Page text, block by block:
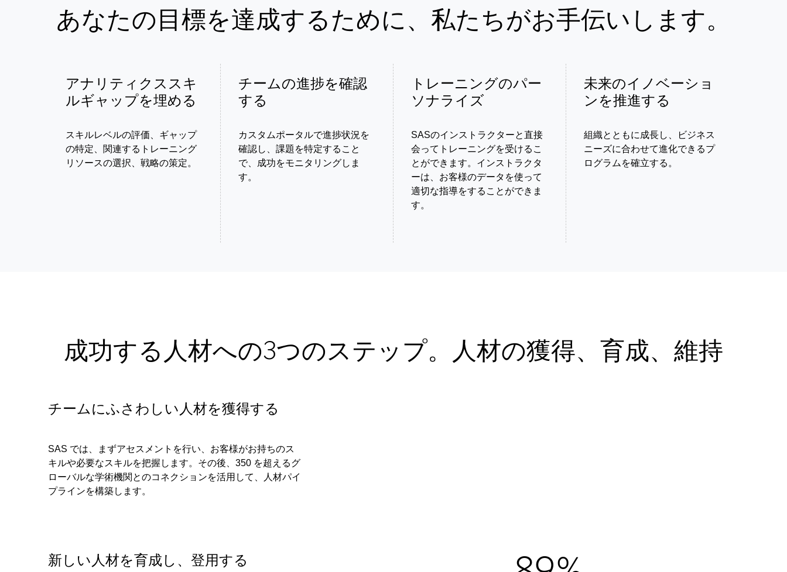
あなたの目標を達成するために、私たちがお手伝いします。
アナリティクススキ
ルギャップを埋める
スキルレベルの評価、ギャップ
の特定、関連するトレーニング
リソースの選択、戦略の策定。
チームの進捗を確認
する
カスタムポータルで進捗状況を
確認し、課題を特定すること
で、成功をモニタリングしま
す。
トレーニングのパー
ソナライズ
SASのインストラクターと直接
会ってトレーニングを受けるこ
とができます。インストラクタ
ーは、お客様のデータを使って
適切な指導をすることができま
す。
未来のイノベーショ
ンを推進する
組織とともに成長し、ビジネス
ニーズに合わせて進化できるプ
ログラムを確立する。
成功する人材への3つのステップ。人材の獲得、育成、維持
チームにふさわしい人材を獲得する
SAS では、まずアセスメントを行い、お客様がお持ちのス
キルや必要なスキルを把握します。その後、350 を超えるグ
ローバルな学術機関とのコネクションを活用して、人材パイ
プラインを構築します。
新しい人材を育成し、登用する